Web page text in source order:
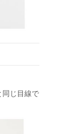
同じ目線で